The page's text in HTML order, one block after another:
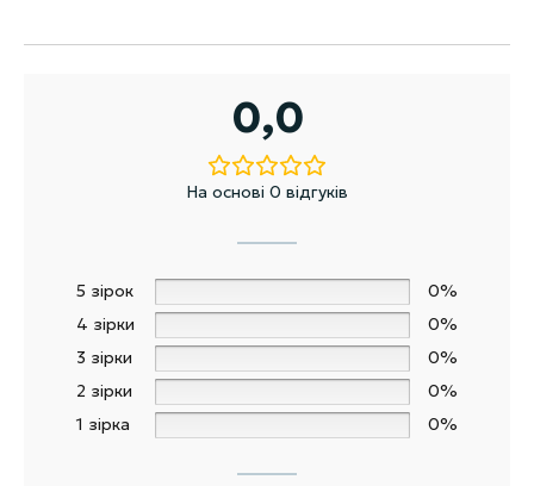
0,0
На основі 0 відгуків
5 зірок
0%
4 зірки
0%
3 зірки
0%
2 зірки
0%
1 зірка
0%